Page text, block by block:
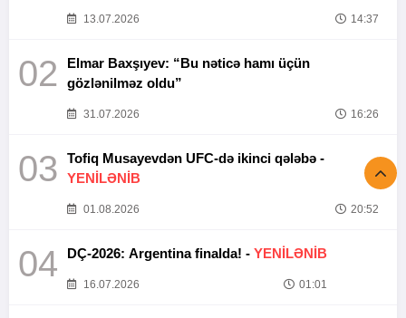
13.07.2026 14:37
02
Elmar Baxşıyev: “Bu nəticə hamı üçün
gözlənilməz oldu”
31.07.2026 16:26
03
Tofiq Musayevdən UFC-də ikinci qələbə -
YENİLƏNİB
01.08.2026 20:52
04 DÇ-2026: Argentina finalda! - YENİLƏNİB
16.07.2026 01:01